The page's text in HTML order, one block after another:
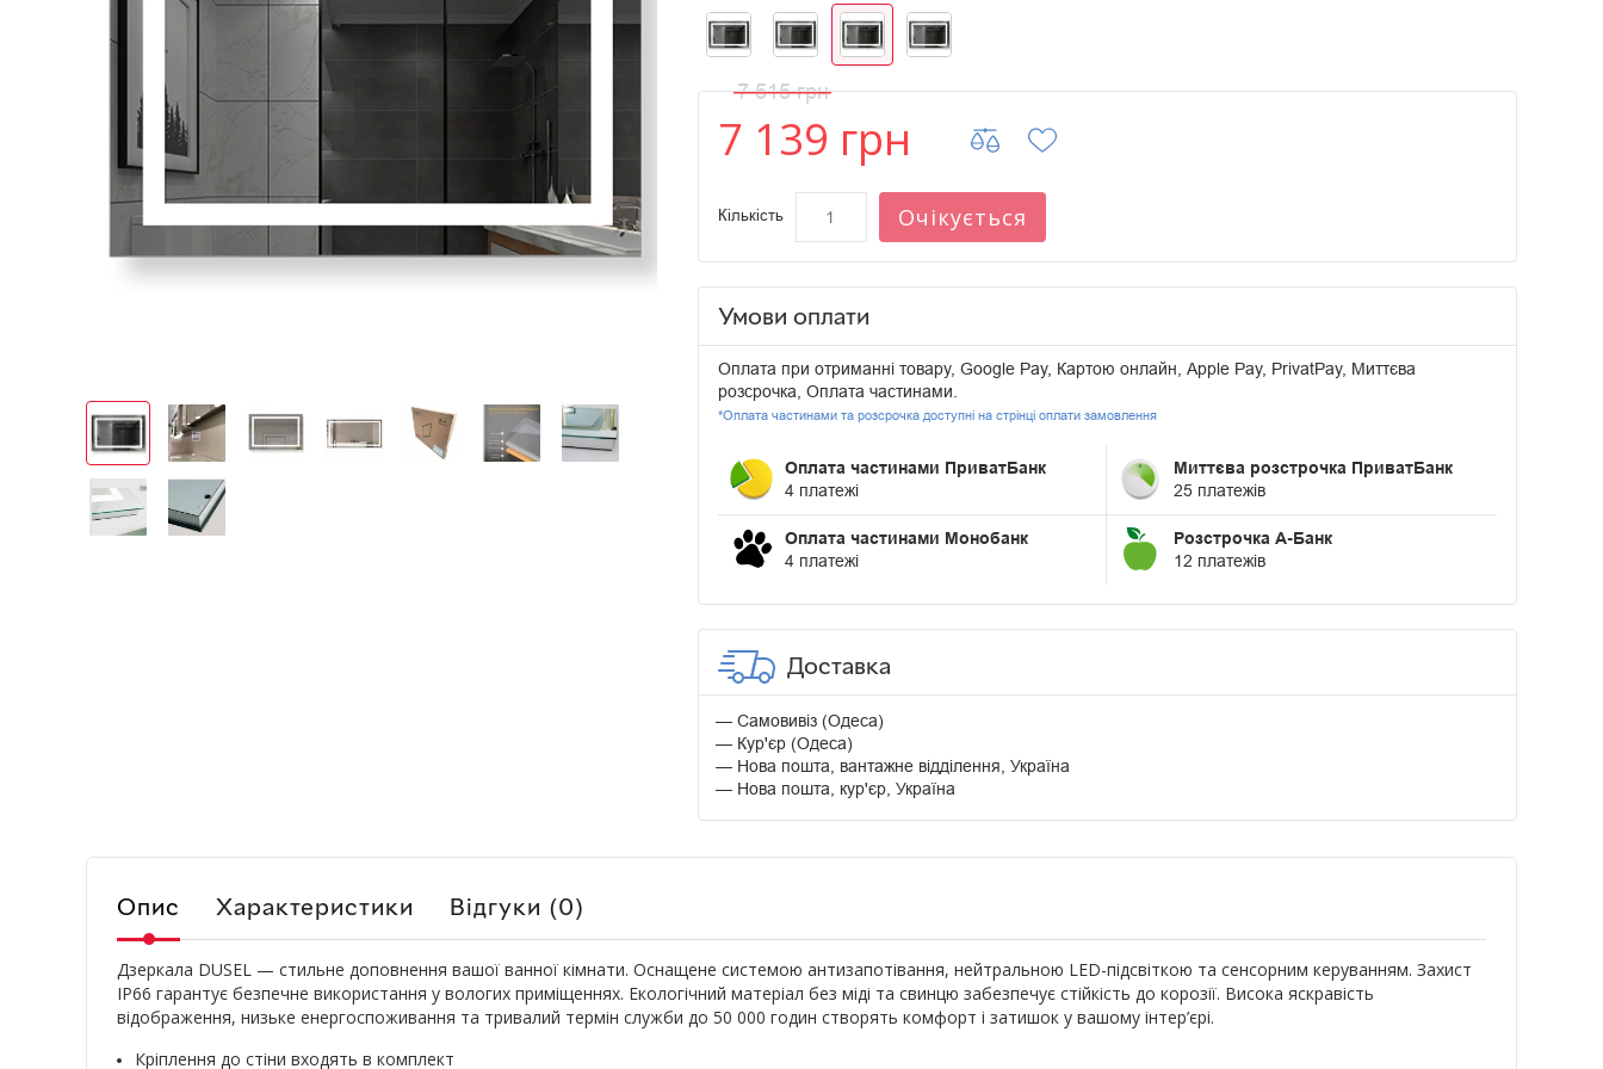
7 515 грн
7 139 грн
Кількість Очікується
Умови оплати
Оплата при отриманні товару, Google Pay, Картою онлайн, Apple Pay, PrivatPay, Миттєва
розсрочка, Оплата частинами.
*Оплата частинами та розсрочка доступні на стрінці оплати замовлення
Оплата частинами ПриватБанк
4 платежі
Миттєва розстрочка ПриватБанк
25 платежів
Оплата частинами Монобанк
4 платежі
Розстрочка А-Банк
12 платежів
Доставка
Самовивіз (Одеса)
Кур'єр (Одеса)
Нова пошта, вантажне відділення, Україна
Нова пошта, кур'єр, Україна
Опис Характеристики Відгуки (0)
Дзеркала DUSEL — стильне доповнення вашої ванної кімнати. Оснащене системою антизапотівання, нейтральною LED-підсвіткою та сенсорним керуванням. Захист
IP66 гарантує безпечне використання у вологих приміщеннях. Екологічний матеріал без міді та свинцю забезпечує стійкість до корозії. Висока яскравість
відображення, низьке енергоспоживання та тривалий термін служби до 50 000 годин створять комфорт і затишок у вашому інтер’єрі.
Кріплення до стіни входять в комплект